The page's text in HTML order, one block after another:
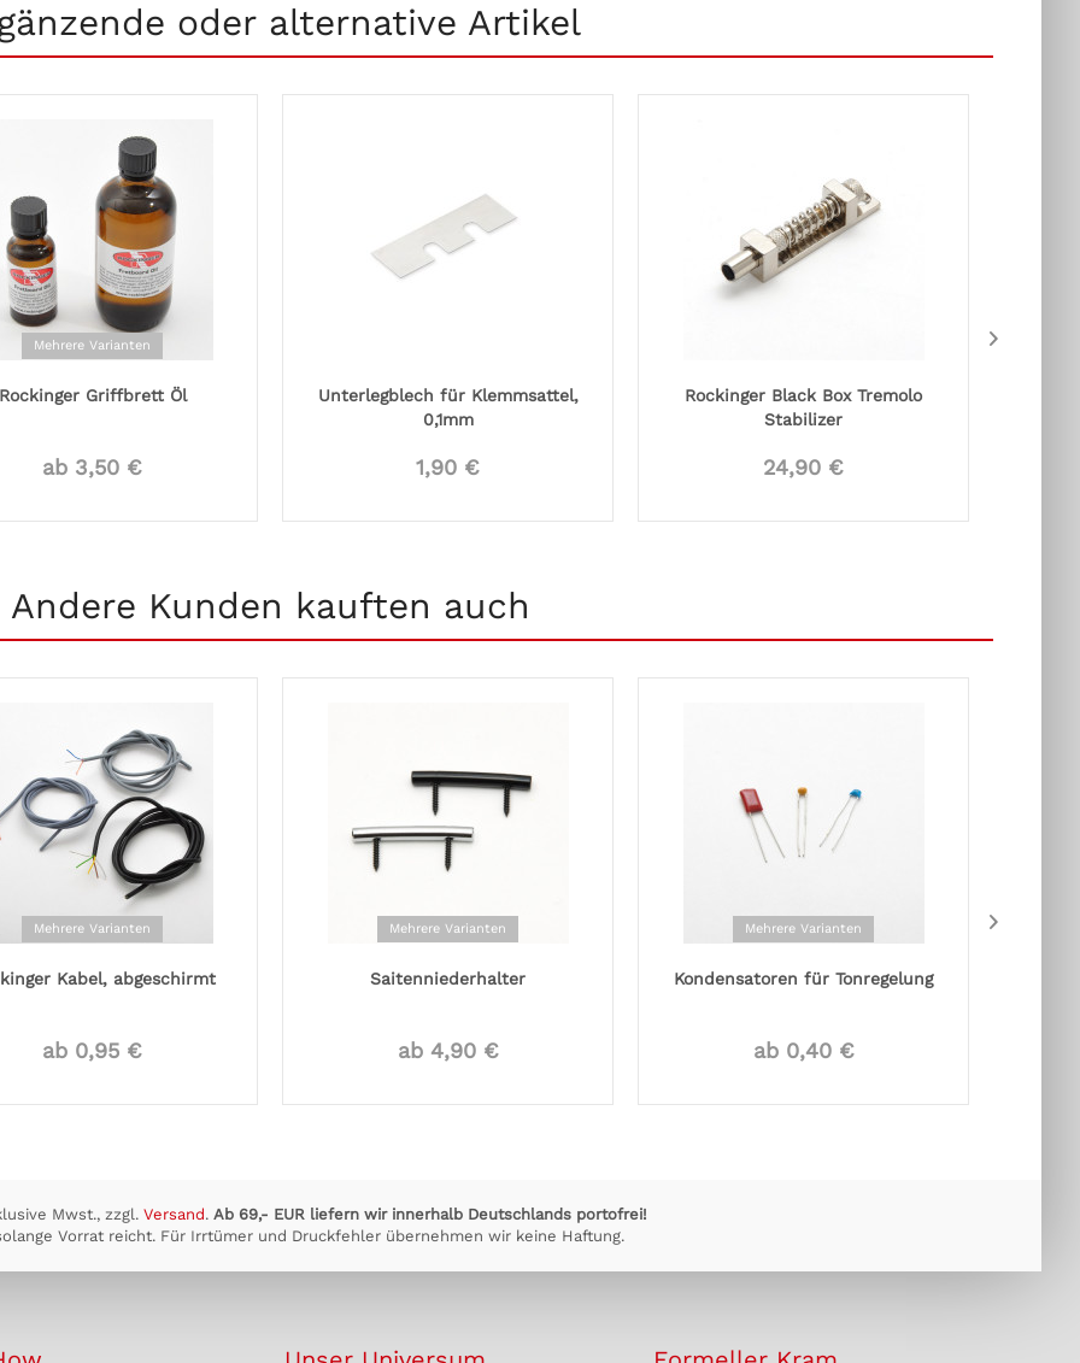
oder alternative Artikel
Mehrere Varianten
Griffbrett Öl
ab 3,50 €
Unterlegblech für Klemmsattel,
0,1mm
1,90 €
Rockinger Black Box Tremolo
Stabilizer
24,90 €
Andere Kunden kauften auch
Mehrere Varianten
Kabel, abgeschirmt
ab 0,95 €
Mehrere Varianten
Saitenniederhalter
ab 4,90 €
Mehrere Varianten
Kondensatoren für Tonregelung
ab 0,40 €
Mwst., zzgl. Versand. Ab 69,- EUR liefern wir innerhalb Deutschlands portofrei!
Vorrat reicht. Für Irrtümer und Druckfehler übernehmen wir keine Haftung.